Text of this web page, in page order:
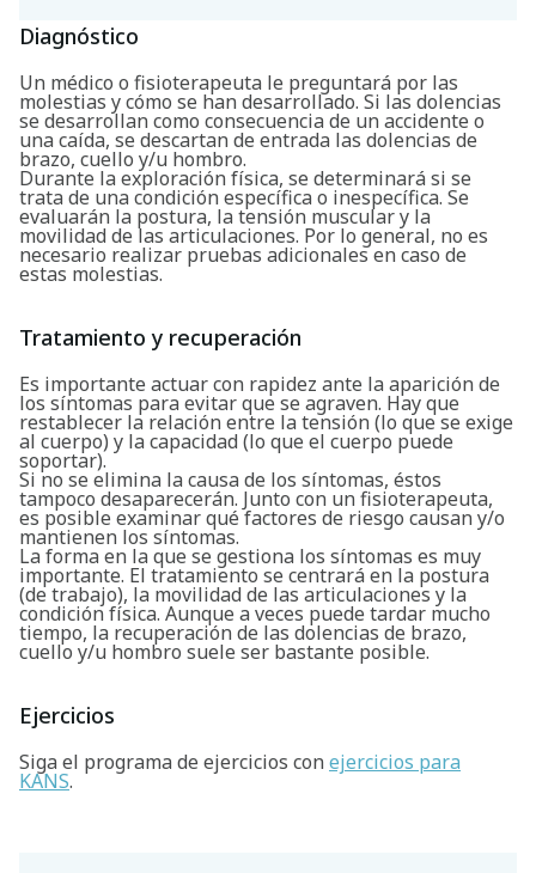
Diagnóstico
Un médico o fisioterapeuta le preguntará por las
molestias y cómo se han desarrollado. Si las dolencias
se desarrollan como consecuencia de un accidente o
una caída, se descartan de entrada las dolencias de
brazo, cuello y/u hombro.
Durante la exploración física, se determinará si se
trata de una condición específica o inespecífica. Se
evaluarán la postura, la tensión muscular y la
movilidad de las articulaciones. Por lo general, no es
necesario realizar pruebas adicionales en caso de
estas molestias.
Tratamiento y recuperación
Es importante actuar con rapidez ante la aparición de
los síntomas para evitar que se agraven. Hay que
restablecer la relación entre la tensión (lo que se exige
al cuerpo) y la capacidad (lo que el cuerpo puede
soportar).
Si no se elimina la causa de los síntomas, éstos
tampoco desaparecerán. Junto con un fisioterapeuta,
es posible examinar qué factores de riesgo causan y/o
mantienen los síntomas.
La forma en la que se gestiona los síntomas es muy
importante. El tratamiento se centrará en la postura
(de trabajo), la movilidad de las articulaciones y la
condición física. Aunque a veces puede tardar mucho
tiempo, la recuperación de las dolencias de brazo,
cuello y/u hombro suele ser bastante posible.
Ejercicios
Siga el programa de ejercicios con ejercicios para
KANS.